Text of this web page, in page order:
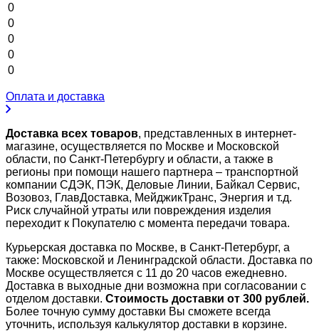
0
0
0
0
0
Оплата и доставка
Доставка всех товаров, представленных в интернет-
магазине, осуществляется по Москве и Московской
области, по Санкт-Петербургу и области, а также в
регионы при помощи нашего партнера – транспортной
компании СДЭК, ПЭК, Деловые Линии, Байкал Сервис,
Возовоз, ГлавДоставка, МейджикТранс, Энергия и т.д.
Риск случайной утраты или повреждения изделия
переходит к Покупателю с момента передачи товара.
Курьерская доставка по Москве, в Санкт-Петербург, а
также: Московской и Ленинградской области. Доставка по
Москве осуществляется с 11 до 20 часов ежедневно.
Доставка в выходные дни возможна при согласовании с
отделом доставки. Стоимость доставки от 300 рублей.
Более точную сумму доставки Вы сможете всегда
уточнить, используя калькулятор доставки в корзине.